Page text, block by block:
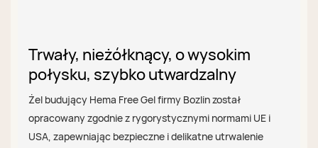
Trwały, nieżółknący, o wysokim
połysku, szybko utwardzalny
Żel budujący Hema Free Gel firmy Bozlin został
opracowany zgodnie z rygorystycznymi normami UE i
USA, zapewniając bezpieczne i delikatne utrwalenie